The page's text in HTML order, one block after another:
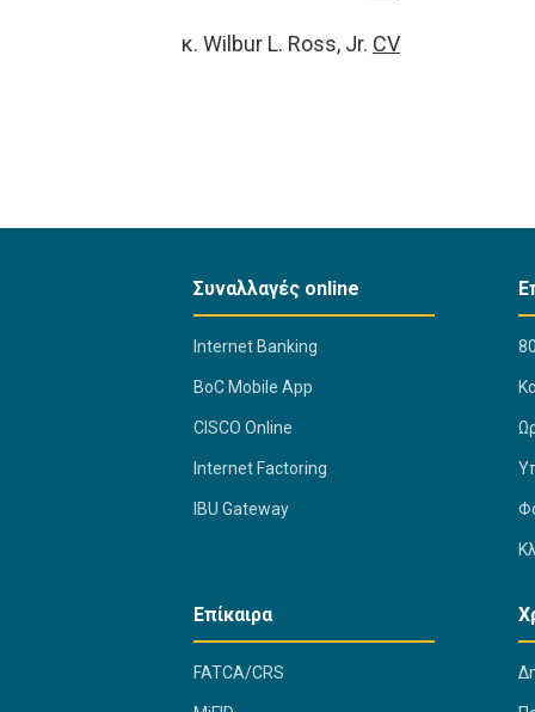
κ. Wilbur L. Ross, Jr. CV
Συναλλαγές online
Internet Banking
BoC Mobile App
CISCO Online
Internet Factoring
IBU Gateway
Επίκαιρα
FATCA/CRS